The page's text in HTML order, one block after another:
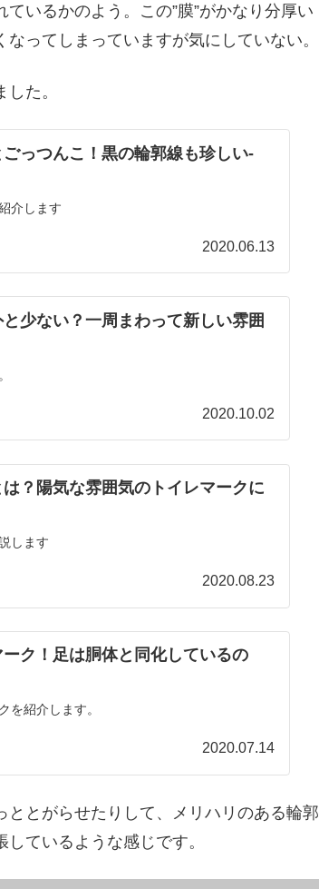
いるかのよう。この”膜”がかなり分厚い
ってしまっていますが気にしていない。
た。
っつんこ！黒の輪郭線も珍しい‐
介します
2020.06.13
少ない？一周まわって新しい雰囲
2020.10.02
？陽気な雰囲気のトイレマークに
します
2020.08.23
ク！足は胴体と同化しているの
を紹介します。
2020.07.14
とがらせたりして、メリハリのある輪郭
ているような感じです。